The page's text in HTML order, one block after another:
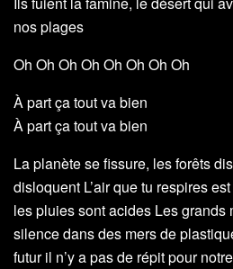
nos plages
Oh Oh Oh Oh Oh Oh Oh Oh
À part ça tout va bien
À part ça tout va bien
La planète se fissure, les forêts
disloquent L’air que tu respires
les pluies sont acides Les grands
silence dans des mers de
futur il n’y a pas de répit pour